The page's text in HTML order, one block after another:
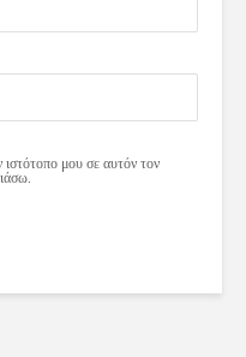
μου σε αυτόν τον